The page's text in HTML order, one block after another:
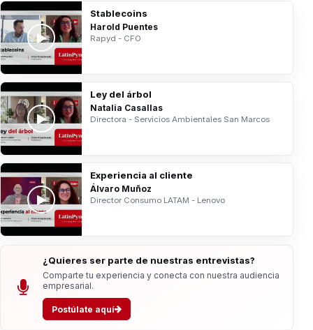
Stablecoins
Harold Puentes
Rapyd - CFO
Ley del árbol
Natalia Casallas
Directora - Servicios Ambientales San Marcos
Experiencia al cliente
Álvaro Muñoz
Director Consumo LATAM - Lenovo
¿Quieres ser parte de nuestras entrevistas?
Comparte tu experiencia y conecta con nuestra audiencia
empresarial.
Postúlate aquí